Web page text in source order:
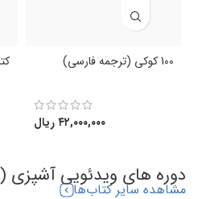
100 کوکی (ترجمه فارسی)
۴۲,۰۰۰,۰۰۰ریال
دوره های ویدئویی آشپزی
مشاهده سایر کتاب‌ها